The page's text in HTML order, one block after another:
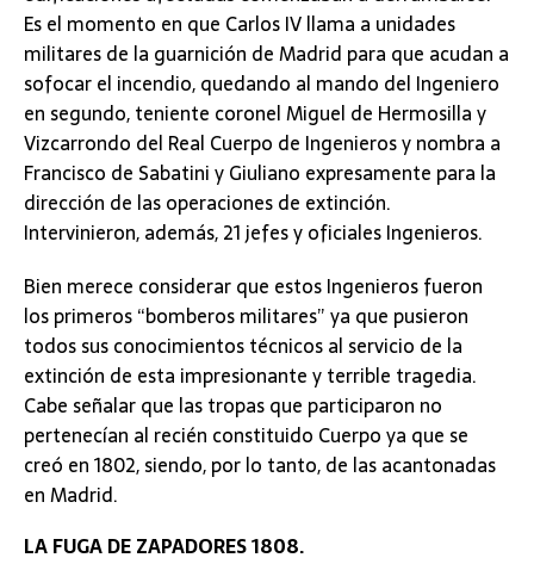
Es el momento en que Carlos IV llama a unidades
militares de la guarnición de Madrid para que acudan a
sofocar el incendio, quedando al mando del Ingeniero
en segundo, teniente coronel Miguel de Hermosilla y
Vizcarrondo del Real Cuerpo de Ingenieros y nombra a
Francisco de Sabatini y Giuliano expresamente para la
dirección de las operaciones de extinción.
Intervinieron, además, 21 jefes y oficiales Ingenieros.
Bien merece considerar que estos Ingenieros fueron
los primeros “bomberos militares” ya que pusieron
todos sus conocimientos técnicos al servicio de la
extinción de esta impresionante y terrible tragedia.
Cabe señalar que las tropas que participaron no
pertenecían al recién constituido Cuerpo ya que se
creó en 1802, siendo, por lo tanto, de las acantonadas
en Madrid.
LA FUGA DE ZAPADORES 1808.